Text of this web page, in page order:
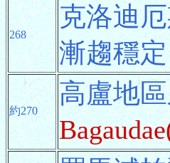
268
克洛迪
漸趨穩
約270
高盧地